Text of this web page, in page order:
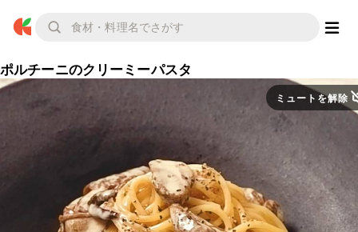
ポルチーニのクリーミーパスタ
ミュートを解除